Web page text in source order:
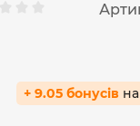
+ 9.05 бонусів